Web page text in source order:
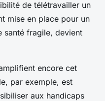
de télétravailler un
mise en place pour un
santé fragile, devient
encore cet
par exemple, est
aux handicaps